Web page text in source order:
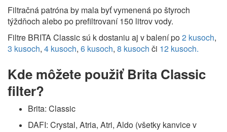
Filtračná patróna by mala byť vymenená po štyroch
týždňoch alebo po prefiltrovaní 150 litrov vody.
Filtre BRITA Classic sú k dostaniu aj v balení po2 kusoch,
3 kusoch, 4 kusoch, 6 kusoch, 8 kusoch či 12 kusoch.
Kde môžete použiť Brita Classic
filter?
Brita: Classic
DAFI: Crystal, Atria, Atri, Aldo (všetky kanvice v